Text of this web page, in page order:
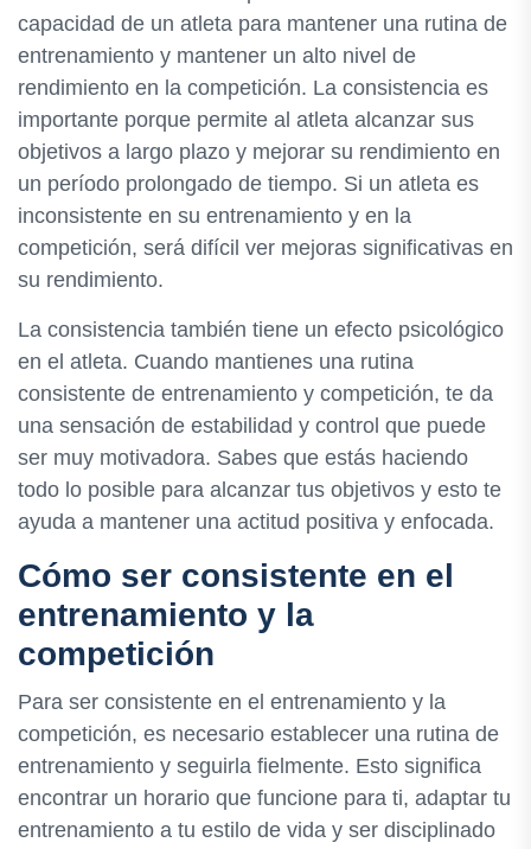
capacidad de un atleta para mantener una rutina de
entrenamiento y mantener un alto nivel de
rendimiento en la competición. La consistencia es
importante porque permite al atleta alcanzar sus
objetivos a largo plazo y mejorar su rendimiento en
un período prolongado de tiempo. Si un atleta es
inconsistente en su entrenamiento y en la
competición, será difícil ver mejoras significativas en
su rendimiento.
La consistencia también tiene un efecto psicológico
en el atleta. Cuando mantienes una rutina
consistente de entrenamiento y competición, te da
una sensación de estabilidad y control que puede
ser muy motivadora. Sabes que estás haciendo
todo lo posible para alcanzar tus objetivos y esto te
ayuda a mantener una actitud positiva y enfocada.
Cómo ser consistente en el
entrenamiento y la
competición
Para ser consistente en el entrenamiento y la
competición, es necesario establecer una rutina de
entrenamiento y seguirla fielmente. Esto significa
encontrar un horario que funcione para ti, adaptar tu
entrenamiento a tu estilo de vida y ser disciplinado